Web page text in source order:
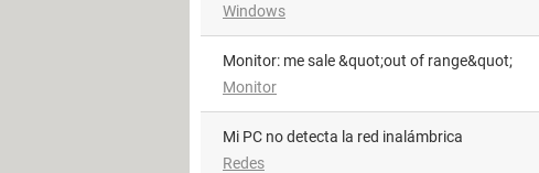
Windows
Monitor: me sale &quot;out of range&quot;
Monitor
Mi PC no detecta la red inalámbrica
Redes